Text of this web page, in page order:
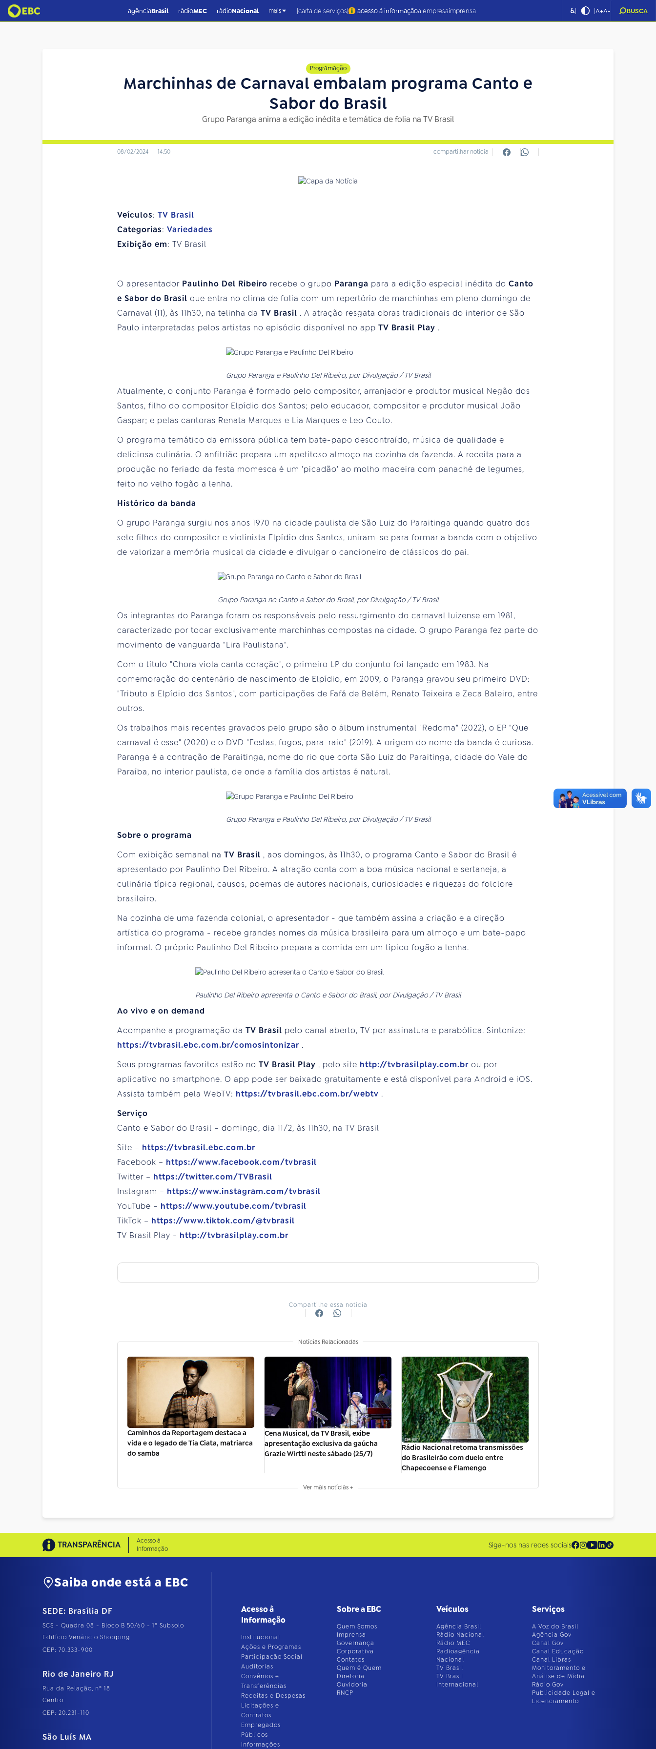
agênciaBrasil rádioMEC rádioNacional mais |carta de serviços| acesso à informaçãoa empresaimprensa ♿| |A+A- BUSCA
Programação
Marchinhas de Carnaval embalam programa Canto e
Sabor do Brasil
Grupo Paranga anima a edição inédita e temática de folia na TV Brasil
08/02/2024 | 14:50 compartilhar notícia
Veículos: TV Brasil
Categorias: Variedades
Exibição em: TV Brasil
O apresentador Paulinho Del Ribeiro recebe o grupo Paranga para a edição especial inédita do Canto
e Sabor do Brasil que entra no clima de folia com um repertório de marchinhas em pleno domingo de
Carnaval (11), às 11h30, na telinha da TV Brasil . A atração resgata obras tradicionais do interior de São
Paulo interpretadas pelos artistas no episódio disponível no app TV Brasil Play .
Grupo Paranga e Paulinho Del Ribeiro, por Divulgação / TV Brasil
Atualmente, o conjunto Paranga é formado pelo compositor, arranjador e produtor musical Negão dos
Santos, filho do compositor Elpídio dos Santos; pelo educador, compositor e produtor musical João
Gaspar; e pelas cantoras Renata Marques e Lia Marques e Leo Couto.
O programa temático da emissora pública tem bate-papo descontraído, música de qualidade e
deliciosa culinária. O anfitrião prepara um apetitoso almoço na cozinha da fazenda. A receita para a
produção no feriado da festa momesca é um 'picadão' ao molho madeira com panaché de legumes,
feito no velho fogão a lenha.
Histórico da banda
O grupo Paranga surgiu nos anos 1970 na cidade paulista de São Luiz do Paraitinga quando quatro dos
sete filhos do compositor e violinista Elpídio dos Santos, uniram-se para formar a banda com o objetivo
de valorizar a memória musical da cidade e divulgar o cancioneiro de clássicos do pai.
Grupo Paranga no Canto e Sabor do Brasil, por Divulgação / TV Brasil
Os integrantes do Paranga foram os responsáveis pelo ressurgimento do carnaval luizense em 1981,
caracterizado por tocar exclusivamente marchinhas compostas na cidade. O grupo Paranga fez parte do
movimento de vanguarda "Lira Paulistana".
Com o título "Chora viola canta coração", o primeiro LP do conjunto foi lançado em 1983. Na
comemoração do centenário de nascimento de Elpídio, em 2009, o Paranga gravou seu primeiro DVD:
"Tributo a Elpídio dos Santos", com participações de Fafá de Belém, Renato Teixeira e Zeca Baleiro, entre
outros.
Os trabalhos mais recentes gravados pelo grupo são o álbum instrumental "Redoma" (2022), o EP "Que
carnaval é esse" (2020) e o DVD "Festas, fogos, para-raio" (2019). A origem do nome da banda é curiosa.
Paranga é a contração de Paraitinga, nome do rio que corta São Luiz do Paraitinga, cidade do Vale do
Paraíba, no interior paulista, de onde a família dos artistas é natural.
Grupo Paranga e Paulinho Del Ribeiro, por Divulgação / TV Brasil
Sobre o programa
Com exibição semanal na TV Brasil , aos domingos, às 11h30, o programa Canto e Sabor do Brasil é
apresentado por Paulinho Del Ribeiro. A atração conta com a boa música nacional e sertaneja, a
culinária típica regional, causos, poemas de autores nacionais, curiosidades e riquezas do folclore
brasileiro.
Na cozinha de uma fazenda colonial, o apresentador - que também assina a criação e a direção
artística do programa - recebe grandes nomes da música brasileira para um almoço e um bate-papo
informal. O próprio Paulinho Del Ribeiro prepara a comida em um típico fogão a lenha.
Paulinho Del Ribeiro apresenta o Canto e Sabor do Brasil, por Divulgação / TV Brasil
Ao vivo e on demand
Acompanhe a programação da TV Brasil pelo canal aberto, TV por assinatura e parabólica. Sintonize:
https://tvbrasil.ebc.com.br/comosintonizar .
Seus programas favoritos estão no TV Brasil Play , pelo site http://tvbrasilplay.com.br ou por
aplicativo no smartphone. O app pode ser baixado gratuitamente e está disponível para Android e iOS.
Assista também pela WebTV: https://tvbrasil.ebc.com.br/webtv .
Serviço
Canto e Sabor do Brasil – domingo, dia 11/2, às 11h30, na TV Brasil
Site – https://tvbrasil.ebc.com.br
Facebook – https://www.facebook.com/tvbrasil
Twitter – https://twitter.com/TVBrasil
Instagram – https://www.instagram.com/tvbrasil
YouTube – https://www.youtube.com/tvbrasil
TikTok – https://www.tiktok.com/@tvbrasil
TV Brasil Play - http://tvbrasilplay.com.br
Compartilhe essa notícia
Notícias Relacionadas
Caminhos da Reportagem destaca a
vida e o legado de Tia Ciata, matriarca
do samba
Cena Musical, da TV Brasil, exibe
apresentação exclusiva da gaúcha
Grazie Wirtti neste sábado (25/7)
Rádio Nacional retoma transmissões
do Brasileirão com duelo entre
Chapecoense e Flamengo
Ver mais notícias +
TRANSPARÊNCIA
Acesso à
Informação
Siga-nos nas redes sociais
Saiba onde está a EBC
SEDE: Brasília DF
SCS - Quadra 08 - Bloco B 50/60 - 1º Subsolo
Edifício Venâncio Shopping
CEP: 70.333-900
Rio de Janeiro RJ
Rua da Relação, nº 18
Centro
CEP: 20.231-110
São Luís MA
Acesso à
Informação
Institucional
Ações e Programas
Participação Social
Auditorias
Convênios e
Transferências
Receitas e Despesas
Licitações e
Contratos
Empregados
Públicos
Informações
Sobre a EBC
Quem Somos
Imprensa
Governança
Corporativa
Contatos
Quem é Quem
Diretoria
Ouvidoria
RNCP
Veículos
Agência Brasil
Rádio Nacional
Rádio MEC
Radioagência
Nacional
TV Brasil
TV Brasil
Internacional
Serviços
A Voz do Brasil
Agência Gov
Canal Gov
Canal Educação
Canal Libras
Monitoramento e
Análise de Mídia
Rádio Gov
Publicidade Legal e
Licenciamento